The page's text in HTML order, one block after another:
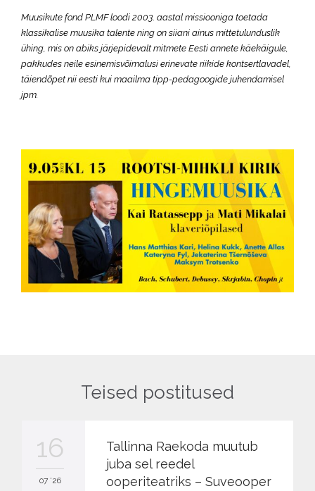
Muusikute fond PLMF loodi 2003. aastal missiooniga toetada
klassikalise muusika talente ning on siiani ainus mittetulunduslik
ühing, mis on abiks järjepidevalt mitmete Eesti annete käekäigule,
pakkudes neile esinemisvõimalusi erinevate riikide kontsertlavadel,
täiendõpet nii eesti kui maailma tipp-pedagoogide juhendamisel
jpm.
Teised postitused
16
07 '26
Tallinna Raekoda muutub
juba sel reedel
ooperiteatriks – Suveooper